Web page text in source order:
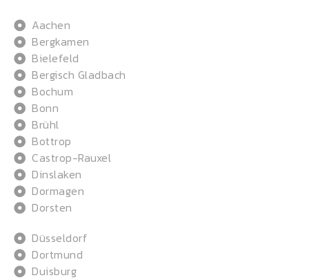
Aachen
Bergkamen
Bielefeld
Bergisch Gladbach
Bochum
Bonn
Brühl
Bottrop
Castrop-Rauxel
Dinslaken
Dormagen
Dorsten
Düsseldorf
Dortmund
Duisburg